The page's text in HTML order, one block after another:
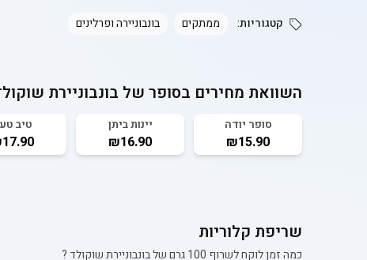
קטגוריות: ממתקים בונבוניירה ופרלינים
השוואת מחירים בסופר של בונבוניירת
סופר יודה
₪15.90
יינות ביתן
₪16.90
טיב
שריפת קלוריות
כמה זמן לוקח לשרוף 100 גרם של בונבוניירת שוקולד ?